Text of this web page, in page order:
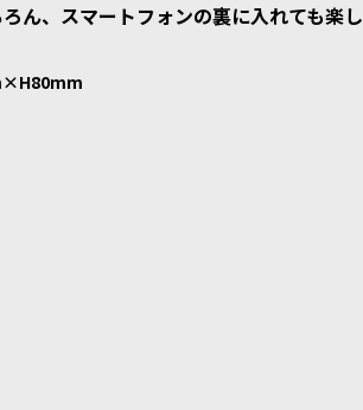
ん、スマートフォンの裏に入れても楽